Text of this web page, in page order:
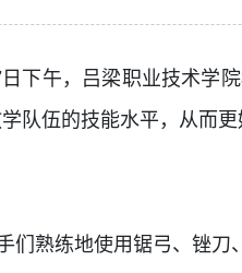
午，吕梁职业技术学院
队伍的技能水平，从而
熟练地使用锯弓、锉刀